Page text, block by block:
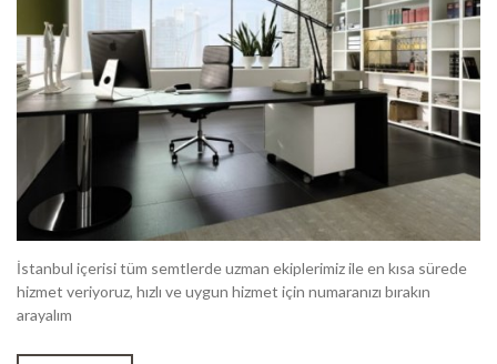
İstanbul içerisi tüm semtlerde uzman ekiplerimiz ile en kısa sürede
hizmet veriyoruz, hızlı ve uygun hizmet için numaranızı bırakın
arayalım